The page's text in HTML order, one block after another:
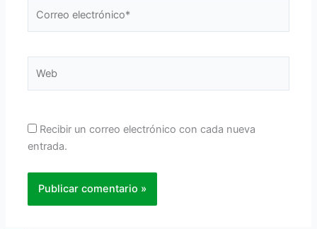
electrónico*
Recibir un correo electrónico con cada nueva
entrada.